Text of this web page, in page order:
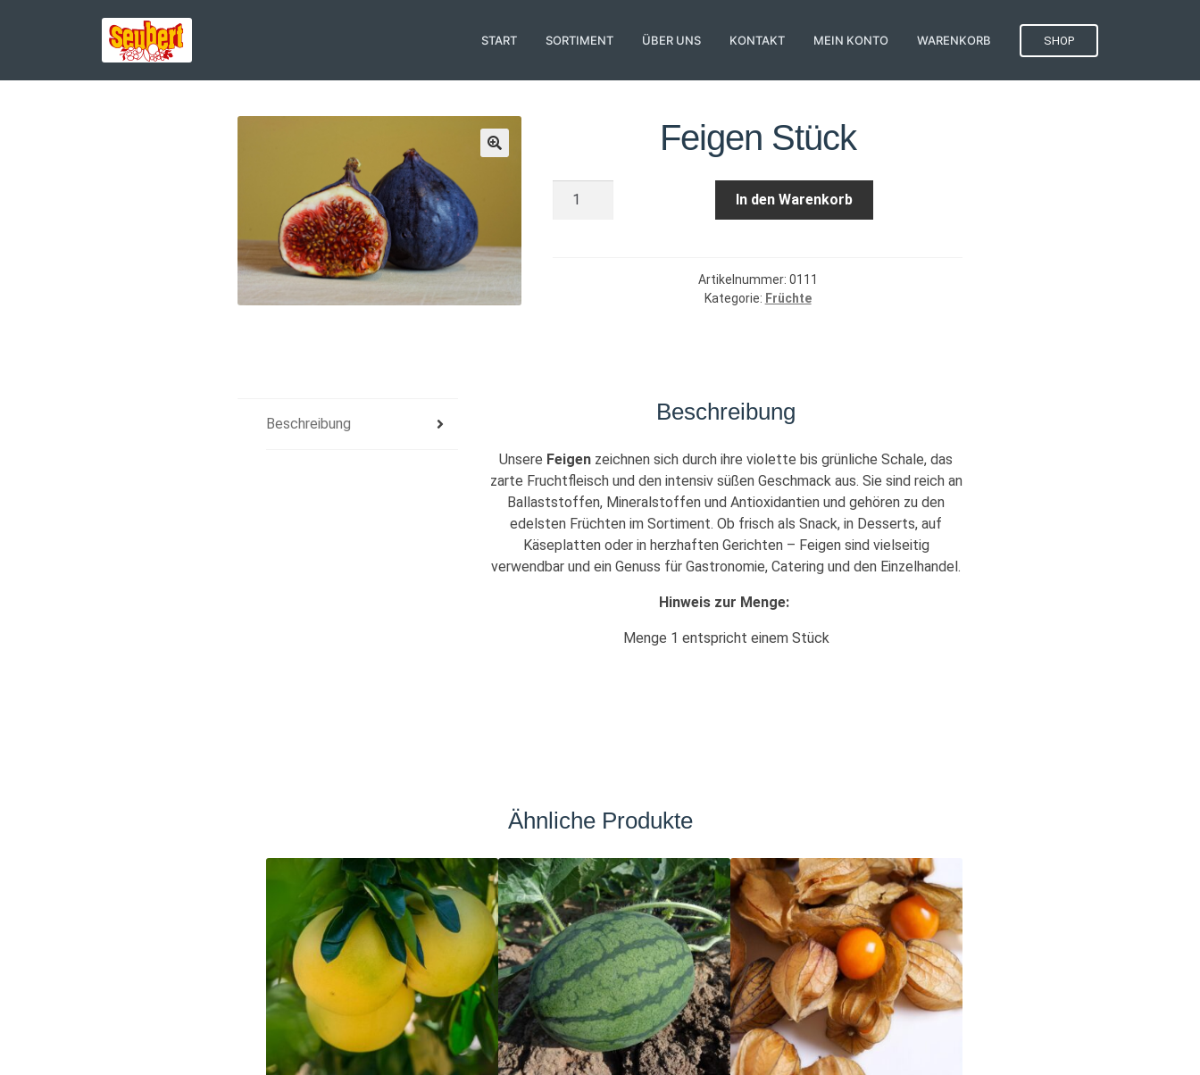
START SORTIMENT ÜBER UNS KONTAKT MEIN KONTO WARENKORB SHOP
Feigen Stück
Feigen
In den Warenkorb
Artikelnummer: 0111
Kategorie: Früchte
Beschreibung Beschreibung
Unsere Feigen zeichnen sich durch ihre violette bis grünliche Schale, das
zarte Fruchtfleisch und den intensiv süßen Geschmack aus. Sie sind reich an
Ballaststoffen, Mineralstoffen und Antioxidantien und gehören zu den
edelsten Früchten im Sortiment. Ob frisch als Snack, in Desserts, auf
Käseplatten oder in herzhaften Gerichten – Feigen sind vielseitig
verwendbar und ein Genuss für Gastronomie, Catering und den Einzelhandel.
Hinweis zur Menge:
Menge 1 entspricht einem Stück
Ähnliche Produkte